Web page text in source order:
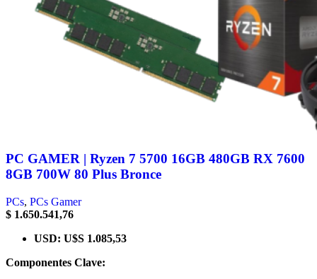
PC GAMER | Ryzen 7 5700 16GB 480GB RX 7600
8GB 700W 80 Plus Bronce
PCs, PCs Gamer
$ 1.650.541,76
USD: U$S 1.085,53
Componentes Clave: